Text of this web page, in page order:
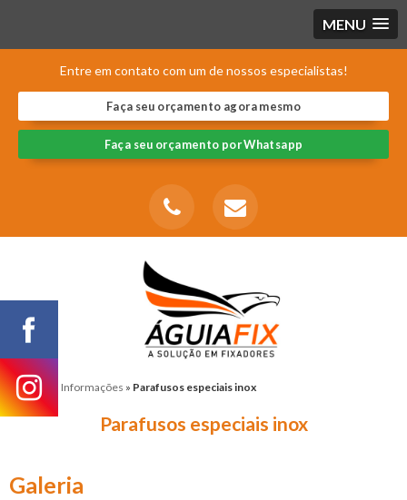
MENU
Entre em contato com um de nossos especialistas!
Faça seu orçamento agora mesmo
Faça seu orçamento por Whatsapp
Home Informações » Parafusos especiais inox
Parafusos especiais inox
Galeria